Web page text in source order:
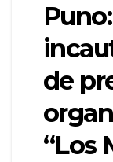
de
“Los